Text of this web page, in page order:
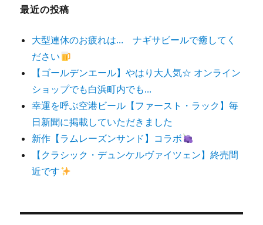
最近の投稿
大型連休のお疲れは… ナギサビールで癒してく
ださい
【ゴールデンエール】やはり大人気☆ オンライン
ショップでも白浜町内でも…
幸運を呼ぶ空港ビール【ファースト・ラック】毎
日新聞に掲載していただきました
新作【ラムレーズンサンド】コラボ
【クラシック・デュンケルヴァイツェン】終売間
近です